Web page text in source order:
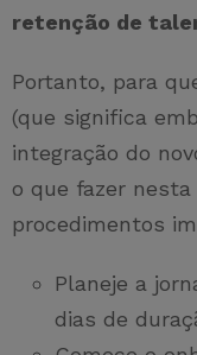
retenção de
Portanto, para
(que significa
integração do
o que fazer
procedimentos
Planeje a
dias de